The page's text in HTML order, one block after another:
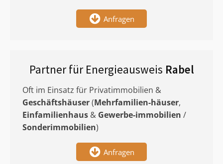
Anfragen
Partner für Energieausweis Rabel
Oft im Einsatz für Privatimmobilien &
Geschäftshäuser(Mehrfamilien-häuser,
Einfamilienhaus & Gewerbe-immobilien /
Sonderimmobilien)
Anfragen